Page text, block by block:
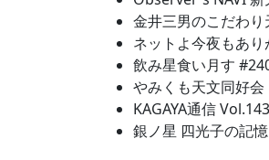
金井三男のこだわり
ネットよ今夜もあり
飲み星食い月す
やみくも天文同好会
KAGAYA通信
銀ノ星 四光子の記